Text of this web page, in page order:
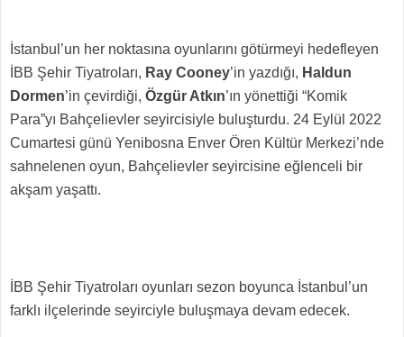
İstanbul’un her noktasına oyunlarını götürmeyi hedefleyen
İBB Şehir Tiyatroları, Ray Cooney’in yazdığı, Haldun
Dormen’in çevirdiği, Özgür Atkın’ın yönettiği “Komik
Para”yı Bahçelievler seyircisiyle buluşturdu. 24 Eylül 2022
Cumartesi günü Yenibosna Enver Ören Kültür Merkezi’nde
sahnelenen oyun, Bahçelievler seyircisine eğlenceli bir
akşam yaşattı.
İBB Şehir Tiyatroları oyunları sezon boyunca İstanbul’un
farklı ilçelerinde seyirciyle buluşmaya devam edecek.